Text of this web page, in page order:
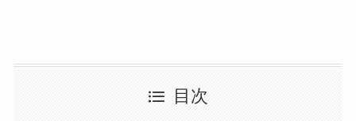
目次